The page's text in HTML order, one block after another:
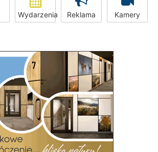
Wydarzenia Reklama Kamery